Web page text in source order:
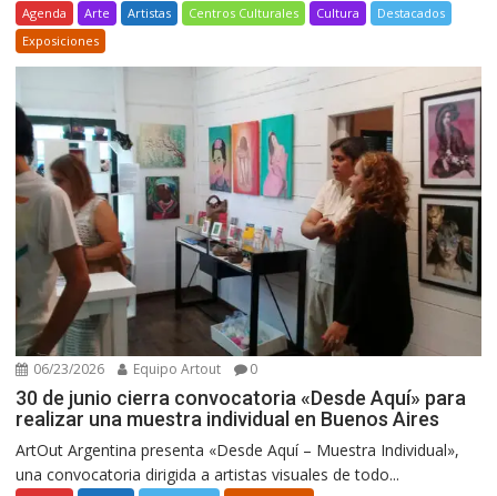
Agenda Arte Artistas Centros Culturales Cultura
Destacados
Exposiciones
06/23/2026 Equipo Artout 0
30 de junio cierra convocatoria «Desde Aquí» para
realizar una muestra individual en Buenos Aires
ArtOut Argentina presenta «Desde Aquí – Muestra Individual»,
una convocatoria dirigida a artistas visuales de todo...